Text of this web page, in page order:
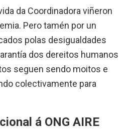
da Coordinadora viñeron
Pero tamén por un
polas desigualdades
dos dereitos humanos
seguen sendo moitos e
colectivamente para
á ONG AIRE